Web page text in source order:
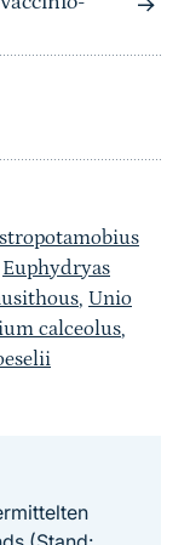
Euphydryas
, Unio
calceolus,